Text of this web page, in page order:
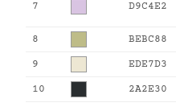
7 D9C4E2
8 BEBC88
9 EDE7D3
10 2A2E30